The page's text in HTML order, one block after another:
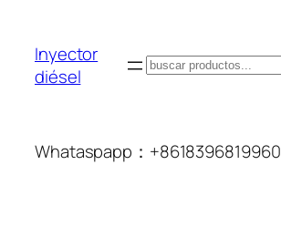
Inyector
diésel
搜
Whataspapp：+8618396819960